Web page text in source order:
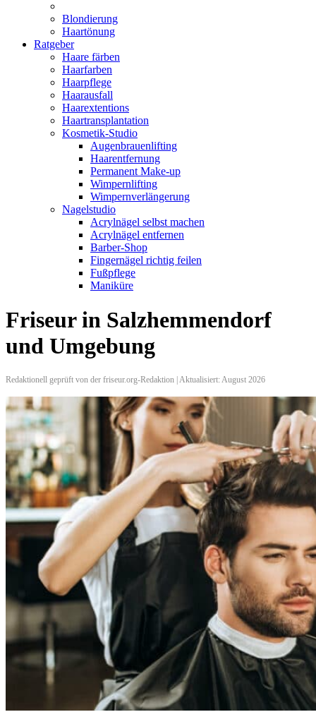
Blondierung
Haartönung
Ratgeber
Haare färben
Haarfarben
Haarpflege
Haarausfall
Haarextentions
Haartransplantation
Kosmetik-Studio
Augenbrauenlifting
Haarentfernung
Permanent Make-up
Wimpernlifting
Wimpernverlängerung
Nagelstudio
Acrylnägel selbst machen
Acrylnägel entfernen
Barber-Shop
Fingernägel richtig feilen
Fußpflege
Maniküre
Friseur in Salzhemmendorf
und Umgebung
Redaktionell geprüft von der friseur.org-Redaktion | Aktualisiert: August 2026